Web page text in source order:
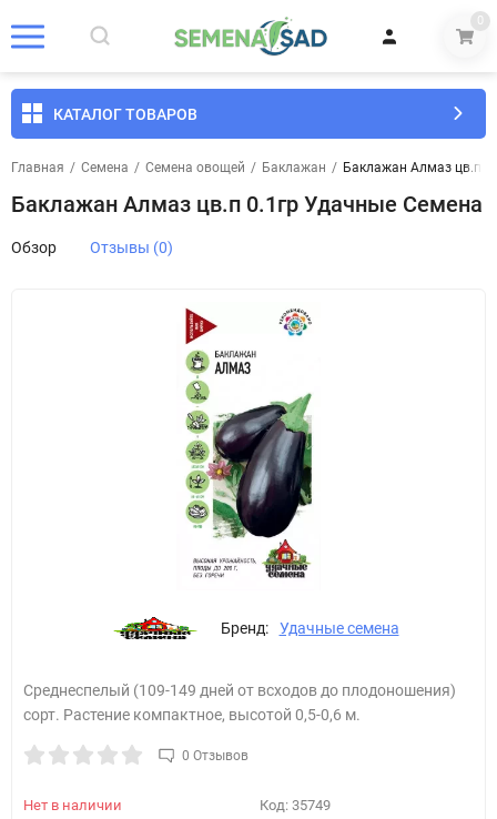
0
КАТАЛОГ ТОВАРОВ
Главная / Семена / Семена овощей / Баклажан / Баклажан Алмаз цв.п
Баклажан Алмаз цв.п 0.1гр Удачные Семена
Обзор Отзывы (0)
Бренд: Удачные семена
Среднеспелый (109-149 дней от всходов до плодоношения)
сорт. Растение компактное, высотой 0,5-0,6 м.
0 Отзывов
Нет в наличии Код: 35749